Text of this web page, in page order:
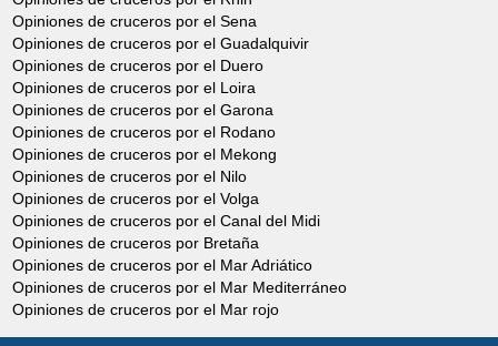
Opiniones de cruceros por el Sena
Opiniones de cruceros por el Guadalquivir
Opiniones de cruceros por el Duero
Opiniones de cruceros por el Loira
Opiniones de cruceros por el Garona
Opiniones de cruceros por el Rodano
Opiniones de cruceros por el Mekong
Opiniones de cruceros por el Nilo
Opiniones de cruceros por el Volga
Opiniones de cruceros por el Canal del Midi
Opiniones de cruceros por Bretaña
Opiniones de cruceros por el Mar Adriático
Opiniones de cruceros por el Mar Mediterráneo
Opiniones de cruceros por el Mar rojo